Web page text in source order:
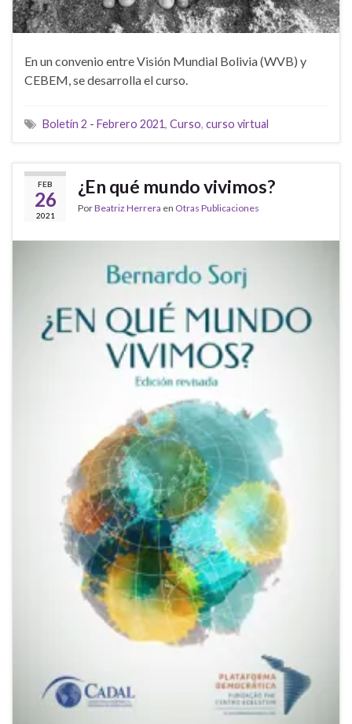
En un convenio entre Visión Mundial Bolivia (WVB) y
CEBEM, se desarrolla el curso.
Boletín 2 - Febrero 2021, Curso, curso virtual
FEB
26
2021
¿En qué mundo vivimos?
PorBeatriz Herrera en Otras Publicaciones